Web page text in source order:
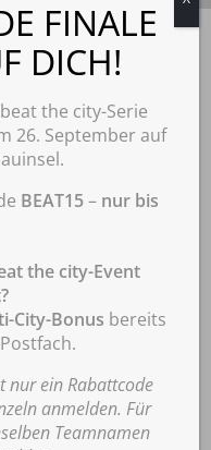
Klick auf „Einverstanden“
Matomo zur Analyse und
gemäß Punkt
Software Matomo“
erteilen, können Sie
für die Nutzung der
beschrieben mit Wirkung für
.
FINALE
DICH!
the city-Serie
26. September auf
BEAT15– nur bis
the city-Event
City-Bonus bereits
nur ein Rabattcode
anmelden. Für
Teamnamen